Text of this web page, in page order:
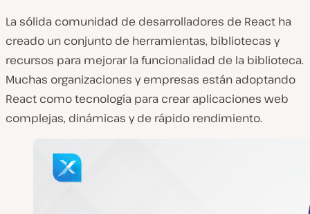
La sólida comunidad de desarrolladores de React ha
creado un conjunto de herramientas, bibliotecas y
recursos para mejorar la funcionalidad de la biblioteca.
Muchas organizaciones y empresas están adoptando
React como tecnología para crear aplicaciones web
complejas, dinámicas y de rápido rendimiento.